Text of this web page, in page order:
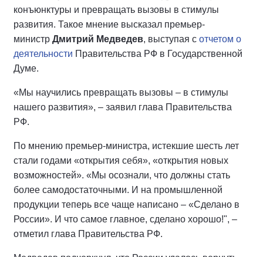
конъюнктуры и превращать вызовы в стимулы
развития. Такое мнение высказал премьер-
министр Дмитрий Медведев, выступая с отчетом о
деятельности Правительства РФ в Государственной
Думе.
«Мы научились превращать вызовы – в стимулы
нашего развития», – заявил глава Правительства
РФ.
По мнению премьер-министра, истекшие шесть лет
стали годами «открытия себя», «открытия новых
возможностей». «Мы осознали, что должны стать
более самодостаточными. И на промышленной
продукции теперь все чаще написано – «Сделано в
России». И что самое главное, сделано хорошо!", –
отметил глава Правительства РФ.